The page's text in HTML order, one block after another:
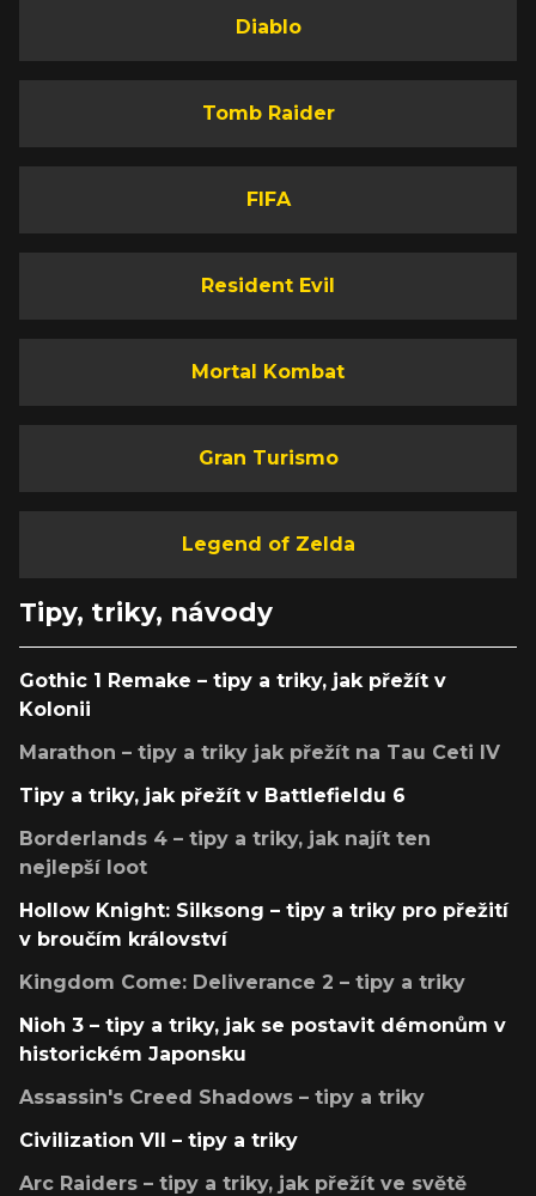
Diablo
Tomb Raider
FIFA
Resident Evil
Mortal Kombat
Gran Turismo
Legend of Zelda
Tipy, triky, návody
Gothic 1 Remake – tipy a triky, jak přežít v
Kolonii
Marathon – tipy a triky jak přežít na Tau Ceti IV
Tipy a triky, jak přežít v Battlefieldu 6
Borderlands 4 – tipy a triky, jak najít ten
nejlepší loot
Hollow Knight: Silksong – tipy a triky pro přežití
v broučím království
Kingdom Come: Deliverance 2 – tipy a triky
Nioh 3 – tipy a triky, jak se postavit démonům v
historickém Japonsku
Assassin's Creed Shadows – tipy a triky
Civilization VII – tipy a triky
Arc Raiders – tipy a triky, jak přežít ve světě